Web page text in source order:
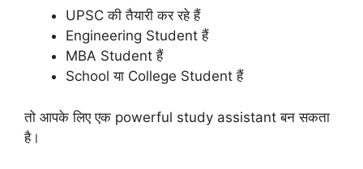
UPSC की तैयारी कर रहे हैं
Engineering Student हैं
MBA Student हैं
School या College Student हैं
तो आपके लिए एक powerful study assistant बन सकता
है।